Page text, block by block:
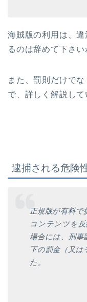
海賊版の利用は、
るのは辞めて下さい
また、罰則だけで
で、詳しく解説して
逮捕される危険
正規版が有料
コンテンツを
場合には、刑事
下の罰金（又
た。